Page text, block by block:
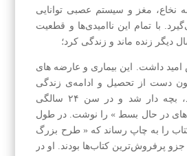
نخاع، مغز و سیستم عصبی توانایی
با تمام این ناامیدی‌ها و قطعیت
امید داشت. این بیماری و عارضه های
دست از تحصیل و ادامه‌ی زندگی
بکشد، او ازدواج کرد، بچه دار شد و در سن ۲۴ سالگی
در حال بسط » را نوشت. در طول
عمرش ۱۵ کتاب را به چاپ رساند که « طرح بزرگ
پرفروش‌ترین کتاب‌ها بودند. او در